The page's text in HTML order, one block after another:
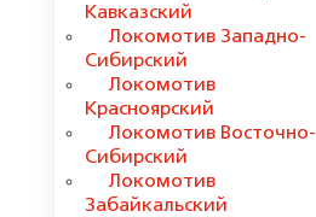
Кавказский
Локомотив Западно-
Сибирский
Локомотив
Красноярский
Локомотив Восточно-
Сибирский
Локомотив
Забайкальский